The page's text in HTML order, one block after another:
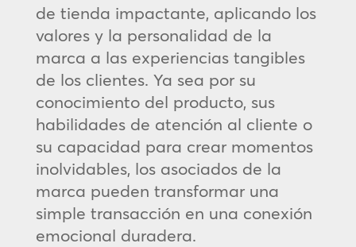
de tienda impactante, aplicando los
valores y la personalidad de la
marca a las experiencias tangibles
de los clientes. Ya sea por su
conocimiento del producto, sus
habilidades de atención al cliente o
su capacidad para crear momentos
inolvidables, los asociados de la
marca pueden transformar una
simple transacción en una conexión
emocional duradera.